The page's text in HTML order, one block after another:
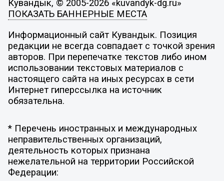
Кувандык, © 2005-2026 «kuvandyk-dg.ru»
ПОКАЗАТЬ БАННЕРНЫЕ МЕСТА
Информационный сайт Кувандык. Позиция
редакции не всегда совпадает с точкой зрения
авторов. При перепечатке текстов либо ином
использовании текстовых материалов с
настоящего сайта на иных ресурсах в сети
Интернет гиперссылка на источник
обязательна.
* Перечень иностранных и международных
неправительственных организаций,
деятельность которых признана
нежелательной на территории Российской
Федерации: